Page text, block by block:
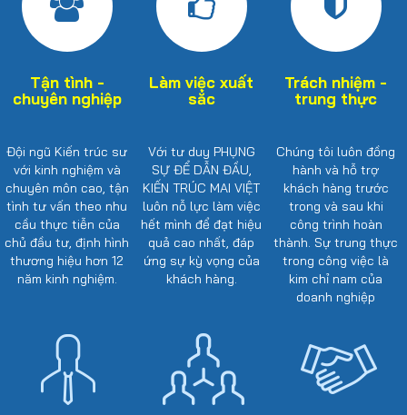
Tận tình -
chuyên nghiệp
Đội ngũ Kiến trúc sư
với kinh nghiệm và
chuyên môn cao, tận
tình tư vấn theo nhu
cầu thực tiễn của
chủ đầu tư, định hình
thương hiệu hơn 12
năm kinh nghiệm.
Làm việc xuất
sắc
Với tư duy PHỤNG
SỰ ĐỂ DẪN ĐẦU,
KIẾN TRÚC MAI VIỆT
luôn nỗ lực làm việc
hết mình để đạt hiệu
quả cao nhất, đáp
ứng sự kỳ vọng của
khách hàng.
Trách nhiệm -
trung thực
Chúng tôi luôn đồng
hành và hỗ trợ
khách hàng trước
trong và sau khi
công trình hoàn
thành. Sự trung thực
trong công việc là
kim chỉ nam của
doanh nghiệp